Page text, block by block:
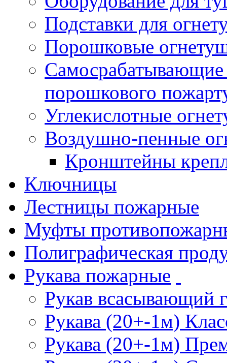
Подставки для
Порошковые
порошкового
Углекислотные
Воздушно-пенные
Кронштейны
Ключницы
Лестницы пожарные
Муфты
Полиграфическая
Рукава пожарные
Рукав всасывающий
Рукава (20+-1м)
Рукава (20+-1м)